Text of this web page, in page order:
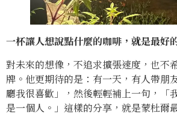
一杯讓人想說點什麼的咖啡，就是最好
對未來的想像，不追求擴張速度，也不
牌。他更期待的是：有一天，有人帶朋
廳我很喜歡」，然後輕輕補上一句，「
是一個人。」這樣的分享，就是蒙杜爾